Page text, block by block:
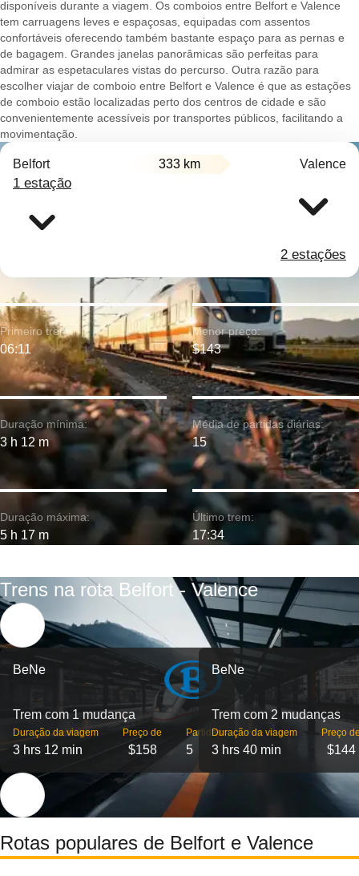
disponíveis durante a viagem. Os comboios entre Belfort e Valence
tem carruagens leves e espaçosas, equipadas com assentos
confortáveis oferecendo também bastante espaço para as pernas e
de bagagem. Grandes janelas panorâmicas são perfeitas para
admirar as espetaculares vistas do percurso. Outra razão para
escolher viajar de comboio entre Belfort e Valence é que as estações
de comboio estão localizadas perto dos centros de cidade e são
convenientemente acessíveis por transportes públicos, facilitando a
movimentação.
Belfort 333 km Valence
1 estação
2 estações
Duração mínima:
3 h 12 m
Primeiro trem:
06:11
Duração máxima:
5 h 17 m
Menor preço:
$143
Média de partidas diárias:
15
Último trem:
17:34
Trens na rota Belfort - Valence
BeNe
Trem com 1 mudança
Duração da viagem
3 hrs 12 min
Preço de
$158
Partidas
5
BeNe
Trem com 2 mudanças
Duração da viagem
3 hrs 40 min
Preço
$144
Rotas populares de Belfort e Valence